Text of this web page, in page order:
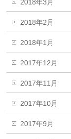
2018年3月
2018年2月
2018年1月
2017年12月
2017年11月
2017年10月
2017年9月